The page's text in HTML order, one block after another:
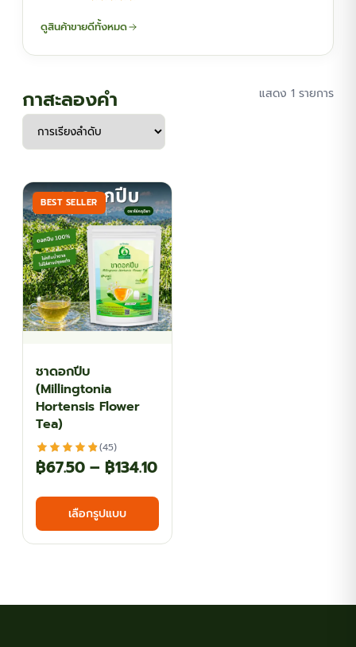
ดูสินค้าขายดีทั้งหมด
กาสะลองคำ แสดง 1 รายการ
BEST SELLER
ชาดอกปีบ
(Millingtonia
Hortensis Flower
Tea)
(45)
฿67.50 – ฿134.10Price
range:
through
เลือกรูปแบบ
This
has
The